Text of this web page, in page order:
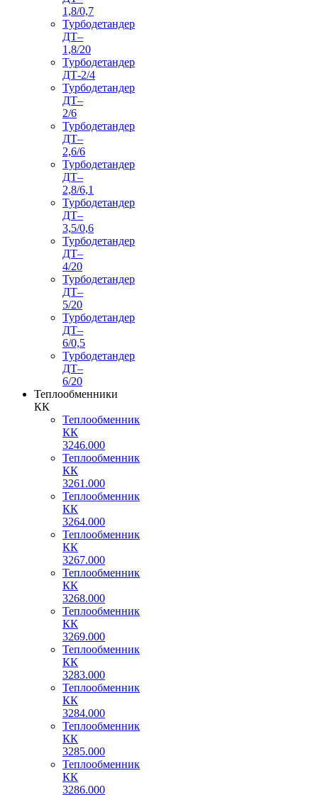
1,8/0,7
Турбодетандер
ДТ–
1,8/20
Турбодетандер
ДТ-2/4
Турбодетандер
ДТ–
2/6
Турбодетандер
ДТ–
2,6/6
Турбодетандер
ДТ–
2,8/6,1
Турбодетандер
ДТ–
3,5/0,6
Турбодетандер
ДТ–
4/20
Турбодетандер
ДТ–
5/20
Турбодетандер
ДТ–
6/0,5
Турбодетандер
ДТ–
6/20
Теплообменники
КК
Теплообменник
КК
3246.000
Теплообменник
КК
3261.000
Теплообменник
КК
3264.000
Теплообменник
КК
3267.000
Теплообменник
КК
3268.000
Теплообменник
КК
3269.000
Теплообменник
КК
3283.000
Теплообменник
КК
3284.000
Теплообменник
КК
3285.000
Теплообменник
КК
3286.000